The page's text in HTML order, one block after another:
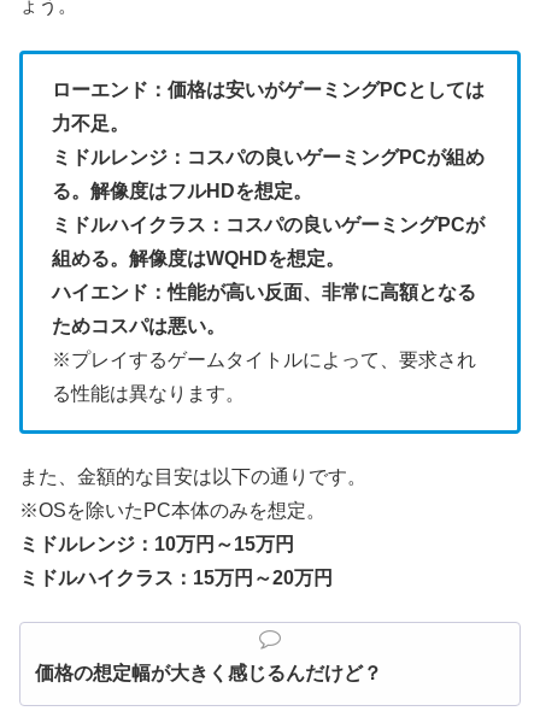
ょう。
ローエンド：価格は安いがゲーミングPCとしては
力不足。
ミドルレンジ：コスパの良いゲーミングPCが組め
る。解像度はフルHDを想定。
ミドルハイクラス：コスパの良いゲーミングPCが
組める。解像度はWQHDを想定。
ハイエンド：性能が高い反面、非常に高額となる
ためコスパは悪い。
※プレイするゲームタイトルによって、要求され
る性能は異なります。
また、金額的な目安は以下の通りです。
※OSを除いたPC本体のみを想定。
ミドルレンジ：10万円～15万円
ミドルハイクラス：15万円～20万円
価格の想定幅が大きく感じるんだけど？